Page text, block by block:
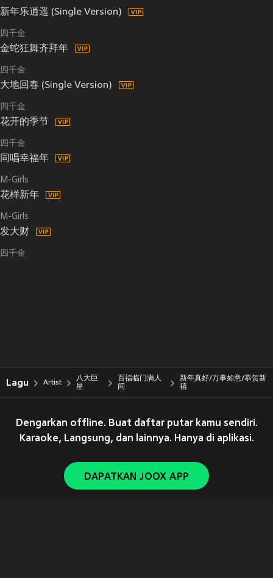
新年乐逍遥 (Single Version)
四千金
金蛇狂舞齐拜年
四千金
大地回春 (Single Version)
四千金
花开的季节
四千金
同唱幸福年
M-Girls
花样新年
M-Girls
发大财
四千金
Lagu Artist
八大巨
星
百福临门满人
间
新年真好/万事如意/恭贺新
禧
Dengarkan offline. Buat daftar putar kamu sendiri.
Karaoke, Langsung, dan lainnya. Hanya di aplikasi.
DAPATKAN JOOX APP